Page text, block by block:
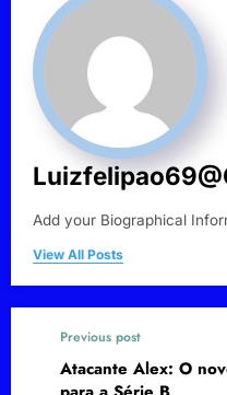
Add your Biographical
View All Posts
Previous post
Atacante Alex: O